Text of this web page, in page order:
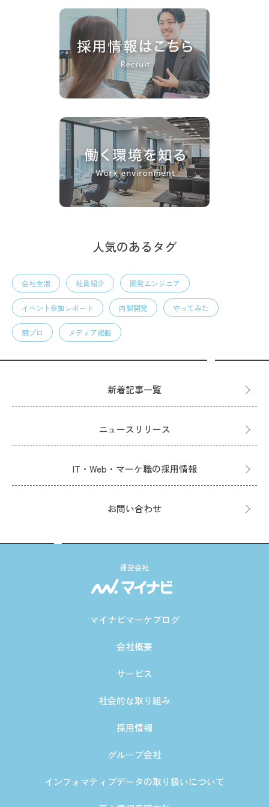
人気のあるタグ
会社生活 社員紹介 開発エンジニア
イベント参加レポート 内製開発 やってみた
競プロ メディア掲載
新着記事一覧
ニュースリリース
IT・Web・マーケ職の採用情報
お問い合わせ
運営会社
マイナビマーケブログ
会社概要
サービス
社会的な取り組み
採用情報
グループ会社
インフォマティブデータの取り扱いについて